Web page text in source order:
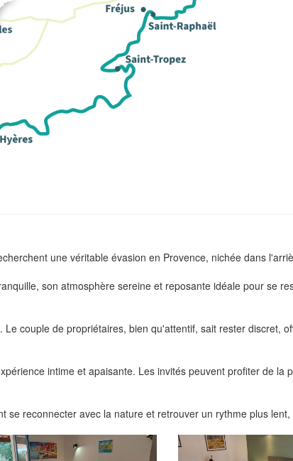
une véritable évasion en Provence, nichée dans
son atmosphère sereine et reposante idéale pour se
couple de propriétaires, bien qu'attentif, sait rester discret,
intime et apaisante. Les invités peuvent profiter de la
se reconnecter avec la nature et retrouver un rythme plus